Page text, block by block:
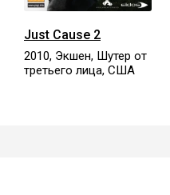
Just Cause 2
2010, Экшен, Шутер от
третьего лица, США